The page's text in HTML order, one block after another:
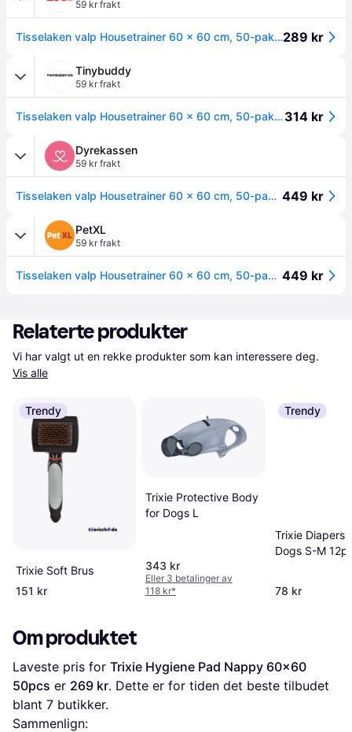
59 kr frakt
Tisselaken valp Housetrainer 60 × 60 cm, 50-pakning289 kr
Tinybuddy
59 kr frakt
Tisselaken valp Housetrainer 60 × 60 cm, 50-pakning314 kr
Dyrekassen
59 kr frakt
Tisselaken valp Housetrainer 60 × 60 cm, 50-pakning 449 kr
PetXL
59 kr frakt
Tisselaken valp Housetrainer 60 × 60 cm, 50-pakning 449 kr
Relaterte produkter
Vis alle
Trendy
Trixie Soft Brus
151 kr
Trixie Protective Body
for Dogs L
343 kr
Eller 3 betalinger av
118 kr*
Trendy
Trixie Diapers
Dogs S-M
78 kr
Om produktet
Laveste pris for Trixie Hygiene Pad Nappy 60x60
50pcs er 269 kr. Dette er for tiden det beste tilbudet
blant 7 butikker.
Sammenlign: